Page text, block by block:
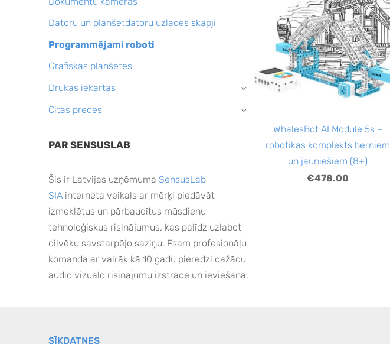
Datoru un planšetdatoru uzlādes skapji
Programmējami roboti
Grafiskās planšetes
Drukas iekārtas
›
Citas preces ›
PAR SENSUSLAB
Šis ir Latvijas uzņēmuma SensusLab
SIA interneta veikals ar mērķi piedāvāt
izmeklētus un pārbaudītus mūsdienu
tehnoloģiskus risinājumus, kas palīdz uzlabot
cilvēku savstarpējo saziņu. Esam profesionāļu
komanda ar vairāk kā 10 gadu pieredzi dažādu
audio vizuālo risinājumu izstrādē un ieviešanā.
WhalesBot AI Module 5s –
robotikas komplekts bērniem
un jauniešiem (8+)
€478.00
SĪKDATNES